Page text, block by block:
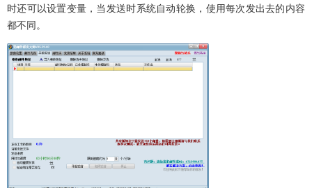
时还可以设置变量，当发送时系统自动轮换，使用每次发出去的内容
都不同。